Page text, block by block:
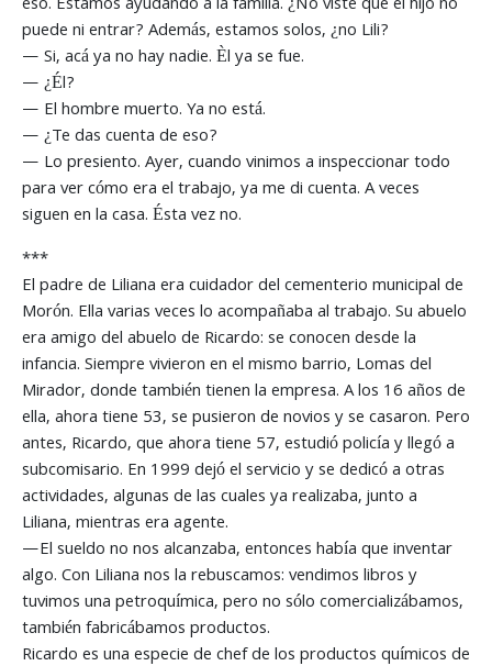
puede ni entrar? Además, estamos solos, ¿no Lili?
— Si, acá ya no hay nadie. Èl ya se fue.
— ¿Él?
— El hombre muerto. Ya no está.
— ¿Te das cuenta de eso?
— Lo presiento. Ayer, cuando vinimos a inspeccionar todo
para ver cómo era el trabajo, ya me di cuenta. A veces
siguen en la casa. Ésta vez no.
***
El padre de Liliana era cuidador del cementerio municipal de
Morón. Ella varias veces lo acompañaba al trabajo. Su abuelo
era amigo del abuelo de Ricardo: se conocen desde la
infancia. Siempre vivieron en el mismo barrio, Lomas del
Mirador, donde también tienen la empresa. A los 16 años de
ella, ahora tiene 53, se pusieron de novios y se casaron. Pero
antes, Ricardo, que ahora tiene 57, estudió policía y llegó a
subcomisario. En 1999 dejó el servicio y se dedicó a otras
actividades, algunas de las cuales ya realizaba, junto a
Liliana, mientras era agente.
—El sueldo no nos alcanzaba, entonces había que inventar
algo. Con Liliana nos la rebuscamos: vendimos libros y
tuvimos una petroquímica, pero no sólo comercializábamos,
también fabricábamos productos.
Ricardo es una especie de chef de los productos químicos de